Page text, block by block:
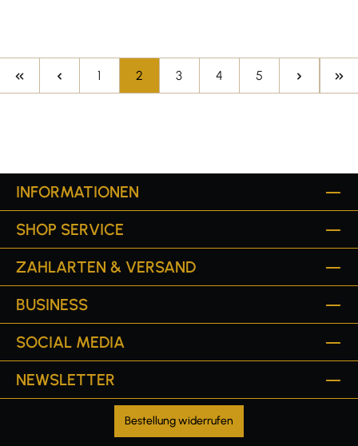
Seite
1 Seite
2 Seite
3 Seite
4 Seite
5
INFORMATIONEN
SHOP SERVICE
ZAHLARTEN & VERSAND
BUSINESS
SOCIAL MEDIA
NEWSLETTER
Bestellung widerrufen